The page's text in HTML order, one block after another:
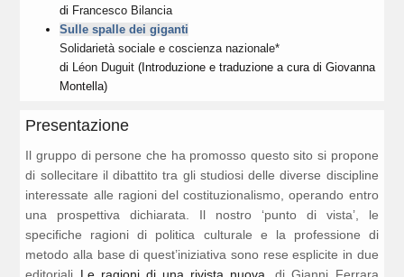
di Francesco Bilancia
Sulle spalle dei giganti
Solidarietà sociale e coscienza nazionale*
di Léon Duguit(Introduzione e traduzione a cura di Giovanna
Montella)
Presentazione
Il gruppo di persone che ha promosso questo sito si propone
di sollecitare il dibattito tra gli studiosi delle diverse discipline
interessate alle ragioni del costituzionalismo, operando entro
una prospettiva dichiarata. Il nostro ‘punto di vista’, le
specifiche ragioni di politica culturale e la professione di
metodo alla base di quest’iniziativa sono rese esplicite in due
editoriali Le ragioni di una rivista nuova , di Gianni Ferrara